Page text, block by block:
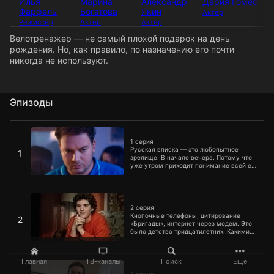
Главная ТВ-каналы Поиск Ещё
Фарфель
Режиссёр
Богатова
Актёр
Якин
Актёр
Актёр
Велотренажер ― не самый плохой подарок на день
рождения. Но, как правило, по назначению его почти
никогда не используют.
Эпизоды
1
1 серия
Русская вписка ― это любопытное
зрелище. В начале вечера. Потому что
уже утром приходит понимание всей ее
1 серия
2
2 серия
Кнопочные телефоны, цитирование
«Бригады», интернет через модем. Это
было детство тридцатилетних. Какими
3 серия